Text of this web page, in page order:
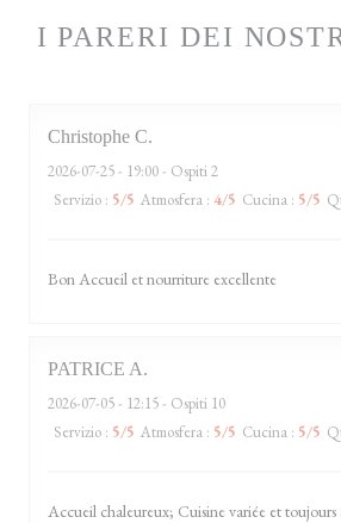
I PARERI DEI
Christophe C
2026-07-25- 19:00 - Ospiti 2
Servizio : 5/5 Atmosfera : 4/5 Cucina : 5/5
Bon Accueil et nourriture excellente
PATRICE A
2026-07-05- 12:15 - Ospiti 10
Servizio : 5/5 Atmosfera : 5/5 Cucina : 5/5
Accueil chaleureux; Cuisine variée et toujours